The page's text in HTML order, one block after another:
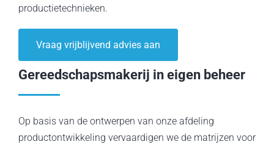
productietechnieken.
Vraag vrijblijvend advies aan
Gereedschapsmakerij in eigen beheer
Op basis van de ontwerpen van onze afdeling
productontwikkeling vervaardigen we de matrijzen voor